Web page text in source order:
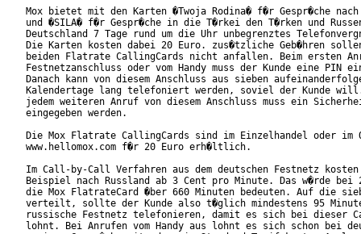
Mox bietet mit den Karten �Twoja Rodina� f�r Gespr�che nach
und �SILA� f�r Gespr�che in die T�rkei den T�rken und
Deutschland 7 Tage rund um die Uhr unbegrenztes
Die Karten kosten dabei 20 Euro. zus�tzliche Geb�hren
beiden Flatrate CallingCards nicht anfallen. Beim ersten
Festnetzanschluss oder vom Handy muss der Kunde eine PIN
Danach kann von diesem Anschluss aus sieben
Kalendertage lang telefoniert werden, soviel der Kunde
jedem weiteren Anruf von diesem Anschluss muss ein
eingegeben werden.
Die Mox Flatrate CallingCards sind im Einzelhandel oder im
www.hellomox.com f�r 20 Euro erh�ltlich.
Im Call-by-Call Verfahren aus dem deutschen Festnetz kosten
Beispiel nach Russland ab 3 Cent pro Minute. Das w�rde bei
die Mox FlatrateCard �ber 660 Minuten bedeuten. Auf die
verteilt, sollte der Kunde also t�glich mindestens 95
russische Festnetz telefonieren, damit es sich bei dieser
lohnt. Bei Anrufen vom Handy aus lohnt es sich schon bei